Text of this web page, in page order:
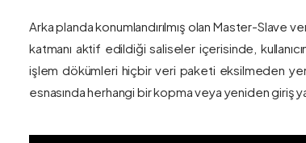
Arka planda konumlandırılmış olan Master-Slave
katmanı aktif edildiği saliseler içerisinde,
işlem dökümleri hiçbir veri paketi eksilmeden yeni
esnasında herhangi bir kopma veya yeniden giriş